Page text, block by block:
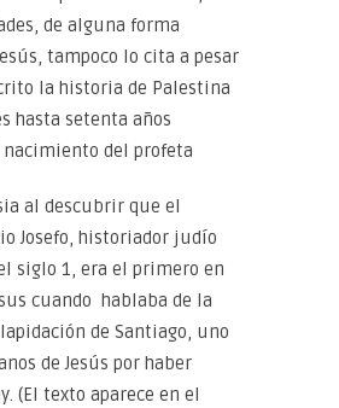
de alguna forma
tampoco lo cita a pesar
la historia de Palestina
hasta setenta años
nacimiento del profeta
al descubrir que el
Josefo, historiador judío
siglo 1, era el primero en
cuando hablaba de la
de Santiago, uno
de Jesús por haber
(El texto aparece en el